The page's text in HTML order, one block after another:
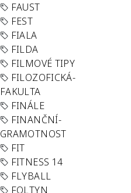
FAUST
FEST
FIALA
FILDA
FILMOVÉ TIPY
FILOZOFICKÁ-
FAKULTA
FINÁLE
FINANČNÍ-
GRAMOTNOST
FIT
FITNESS 14
FLYBALL
FOLTYN